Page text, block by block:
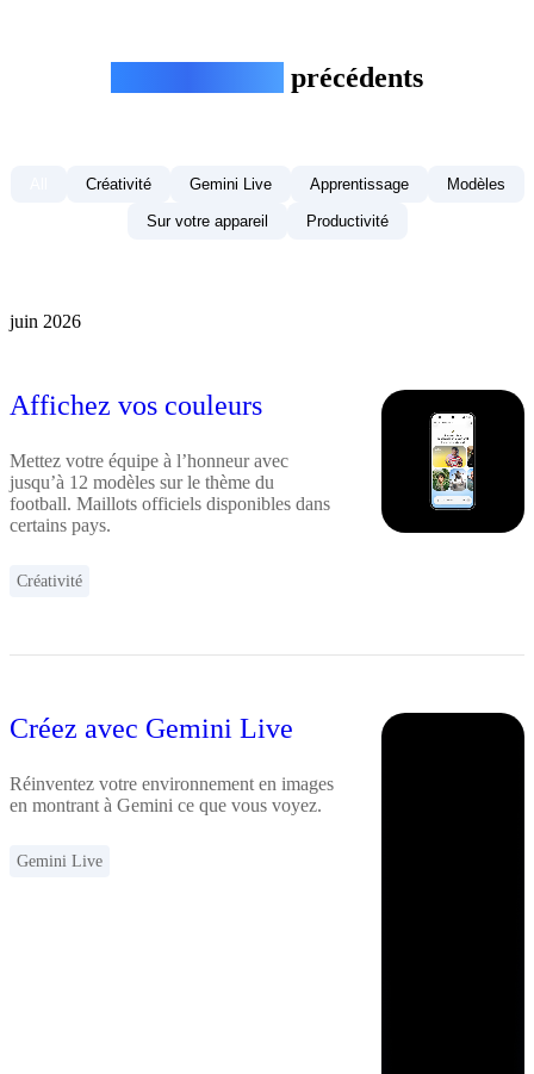
précédents
Créativité Gemini Live Apprentissage Modèles
Sur votre appareil Productivité
juin 2026
Affichez vos couleurs
Mettez votre équipe à l’honneur avec
jusqu’à 12 modèles sur le thème du
football. Maillots officiels disponibles dans
certains pays.
Créativité
Créez avec Gemini Live
Réinventez votre environnement en images
en montrant à Gemini ce que vous voyez.
Gemini Live